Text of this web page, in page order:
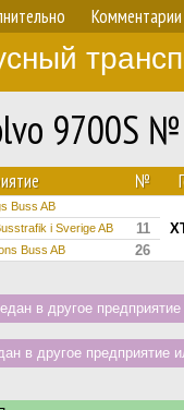
Комментарии
9700S
№
Buss AB
i Sverige AB 11
Buss AB 26
в другое предприятие
в другое предприятие